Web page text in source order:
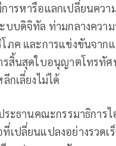
ารหารือแลกเปลี่ยนคว
บบดิจิทัล ท่ามกลางควา
ภค และการแข่งขันจา
รสิ้นสุดใบอนุญาตโทรทั
กเลี่ยงไม่ได้
ระธานคณะกรรมาธิการ
ปลี่ยนแปลงอย่างรวดเ